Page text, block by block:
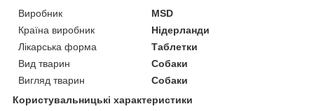
Виробник
MSD
Країна виробник
Нідерланди
Лікарська форма
Таблетки
Вид тварин
Собаки
Вигляд тварин
Собаки
Користувальницькі характеристики